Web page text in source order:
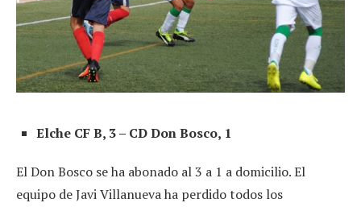
Elche CF B, 3 – CD Don Bosco, 1
El Don Bosco se ha abonado al 3 a 1 a domicilio. El
equipo de Javi Villanueva ha perdido todos los